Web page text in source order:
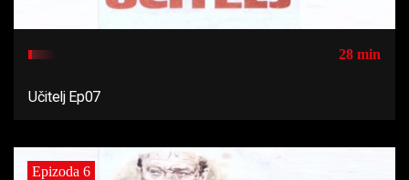
28 min
Učitelj Ep07
Epizoda 6